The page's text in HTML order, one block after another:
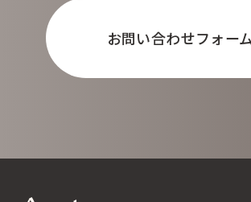
お問い合わせフォー